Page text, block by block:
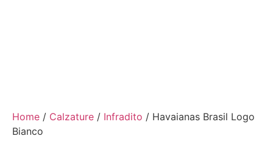
Home / Calzature / Infradito / Havaianas Brasil Logo
Bianco